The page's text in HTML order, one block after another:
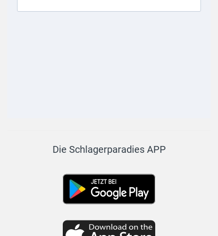
Die Schlagerparadies APP